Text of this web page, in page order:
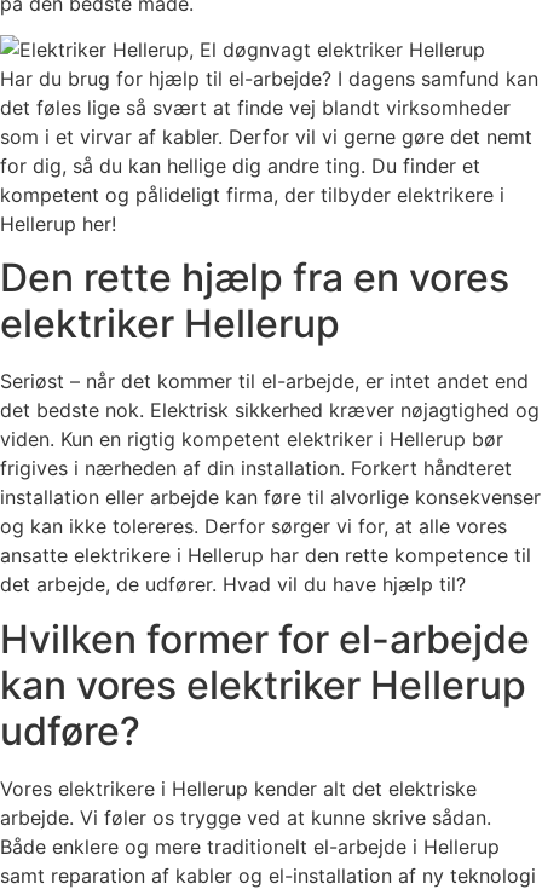
Har du brug for hjælp til el-arbejde? I dagens samfund kan
det føles lige så svært at finde vej blandt virksomheder
som i et virvar af kabler. Derfor vil vi gerne gøre det nemt
for dig, så du kan hellige dig andre ting. Du finder et
kompetent og pålideligt firma, der tilbyder elektrikere i
Hellerup her!
Den rette hjælp fra en vores
elektriker Hellerup
Seriøst – når det kommer til el-arbejde, er intet andet end
det bedste nok. Elektrisk sikkerhed kræver nøjagtighed og
viden. Kun en rigtig kompetent elektriker i Hellerup bør
frigives i nærheden af ​​din installation. Forkert håndteret
installation eller arbejde kan føre til alvorlige konsekvenser
og kan ikke tolereres. Derfor sørger vi for, at alle vores
ansatte elektrikere i Hellerup har den rette kompetence til
det arbejde, de udfører. Hvad vil du have hjælp til?
Hvilken former for el-arbejde
kan vores elektriker Hellerup
udføre?
Vores elektrikere i Hellerup kender alt det elektriske
arbejde. Vi føler os trygge ved at kunne skrive sådan.
Både enklere og mere traditionelt el-arbejde i Hellerup
samt reparation af kabler og el-installation af ny teknologi